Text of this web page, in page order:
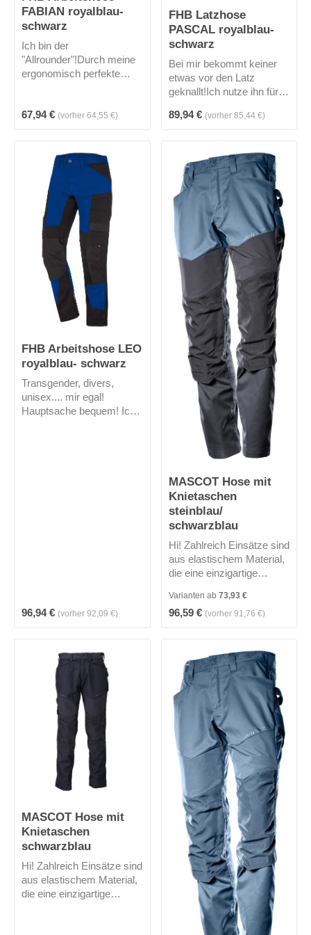
FABIAN royalblau-
schwarz
Ich bin der
"Allrounder"!Durch meine
ergonomisch perfekte
höher geschnittenen Bund
im Rücken bin ich mit
meiner
Materialzusammensetzun
g unschlagbar - tragbar!1
Handytasche, eine
Zollstocktasche rechts wie
links und 2 geräumige
Gesäßtaschen runden
mein Profil als Allrounder
ab.Ab auf die Baustelle!
Regulärer Preis:
67,94 € (vorher 64,55 €)
FHB Latzhose
PASCAL royalblau-
schwarz
Bei mir bekommt keiner
etwas vor den Latz
geknallt!Ich nutze ihn für
mit Reißverschluss.
Meine elastischen
angenehmen
Tragekomfort. Diverse
Taschenlösungen und
meine Kniepolstertaschen
aus Cordura mit
Einschubmöglichkeiten
von oben machen mich zu
deinem idealen Begleiter
auf jeder Baustelle.
Regulärer Preis:
89,94 € (vorher 85,44 €)
FHB Arbeitshose LEO
royalblau- schwarz
Transgender, divers,
unisex.... mir egal!
Hauptsache bequem! Ich
Stift-, und
somit eine lange
Lebensdauer.
Regulärer Preis:
96,94 € (vorher 92,09 €)
MASCOT Hose mit
Knietaschen
steinblau/
schwarzblau
Hi! Zahlreich Einsätze sind
aus elastischem Material,
die eine einzigartige
Leichte Gewebequalität
mit hohem
Baumwollanteil. Damit bin
ich optimal für die Arbeit in
wärmenden Umgebungen.
Meine verstellbaren
Knietaschen sind aus
strapazierfähigem
Cordura. OEKO-TEX®
STANDARD 100
Varianten ab 73,93 €
Regulärer Preis:
96,59 € (vorher 91,76 €)
MASCOT Hose mit
Knietaschen
schwarzblau
Hi! Zahlreich Einsätze sind
aus elastischem Material,
die eine einzigartige